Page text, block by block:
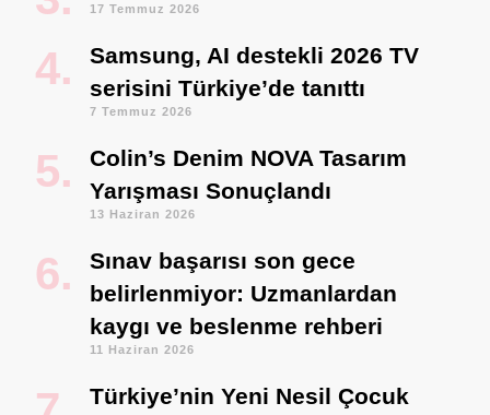
17 Temmuz 2026
Samsung, AI destekli 2026 TV
serisini Türkiye’de tanıttı
7 Temmuz 2026
Colin’s Denim NOVA Tasarım
Yarışması Sonuçlandı
13 Haziran 2026
Sınav başarısı son gece
belirlenmiyor: Uzmanlardan
kaygı ve beslenme rehberi
11 Haziran 2026
Türkiye’nin Yeni Nesil Çocuk